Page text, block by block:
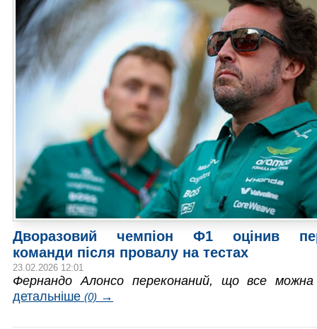
Дворазовий чемпіон Ф1 оцінив
команди після провалу на тестах
23.02.2026 12:01
Фернандо Алонсо переконаний, що все
детальніше (0) →